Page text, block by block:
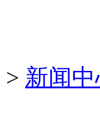
> 新闻